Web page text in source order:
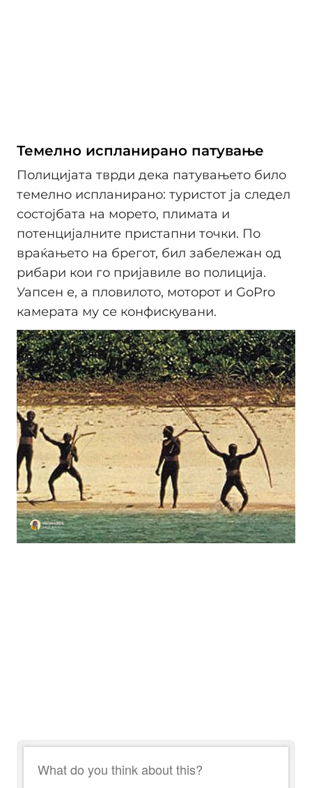
Темелно испланирано патување
Полицијата тврди дека патувањето било
темелно испланирано: туристот ја следел
состојбата на морето, плимата и
потенцијалните пристапни точки. По
враќањето на брегот, бил забележан од
рибари кои го пријавиле во полиција.
Уапсен е, а пловилото, моторот и GoPro
камерата му се конфискувани.